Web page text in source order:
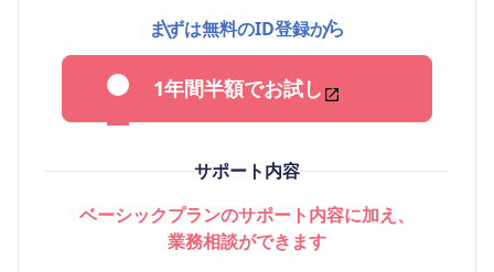
まずは無料のID登録から
1年間半額でお試し
サポート内容
ベーシックプランのサポート内容に加え、
業務相談ができます